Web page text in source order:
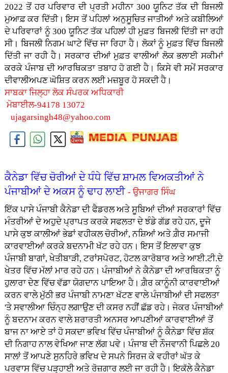
2022 ਤੋਂ ਹਰ ਪਰਿਵਾਰ ਦੀ ਪ੍ਰਤੀ ਮਹੀਨਾ 300 ਯੂਨਿਟ ਤੱਕ ਦੀ ਬਿਜਲੀ
ਮੁਆਫ਼ ਕਰ ਦਿੱਤੀ। ਇਸ ਤੋਂ ਪਹਿਲਾਂ ਅਨੁਸੂਚਿਤ ਜਾਤੀਆਂ ਅਤੇ ਕਬੀਲਿਆਂ
ਦੇ ਪਰਿਵਾਰਾਂ ਨੂੰ 300 ਯੂਨਿਟ ਤੱਕ ਪਹਿਲਾਂ ਹੀ ਮੁਫ਼ਤ ਬਿਜਲੀ ਦਿੱਤੀ ਜਾ ਰਹੀ
ਸੀ। ਬਿਜਲੀ ਨਿਗਮ ਘਾਟੇ ਵਿੱਚ ਜਾ ਰਿਹਾ ਹੈ। ਲੋਕਾਂ ਨੂੰ ਮੁਫ਼ਤ ਵਿੱਚ ਬਿਜਲੀ
ਦਿੱਤੀ ਜਾ ਰਹੀ ਹੈ। ਸਰਕਾਰ ਦੀਆਂ ਮੁਫ਼ਤ ਵਾਲੀਆਂ ਲੋਕ ਭਲਾਈ ਸਕੀਮਾਂ
ਕਰਕੇ ਪੰਜਾਬ ਦੀ ਆਰਥਿਕਤਾ ਤਬਾਹ ਹੋ ਗਈ ਹੈ। ਕਿਸੇ ਵੀ ਸਮੇਂ ਸਰਕਾਰ
ਦੀਵਾਲੀਅਪਣ ਘੋਸ਼ਿਤ ਕਰਨ ਲਈ ਮਜ਼ਬੂਰ ਹੋ ਸਕਦੀ ਹੈ।
ਸਾਬਕਾ ਜਿਲ੍ਹਾ ਲੋਕ ਸੰਪਰਕ ਅਧਿਕਾਰੀ
ਮੋਬਾਈਲ-94178 13072
ujagarsingh48@yahoo.com
ਕੈਨੇਡਾ ਵਿੱਚ ਚੋਰੀਆਂ ਦੇ ਧੰਧੇ ਵਿੱਚ ਸ਼ਾਮਲ ਵਿਅਕਤੀਆਂ ਨੇ
ਪੰਜਾਬੀਆਂ ਦੇ ਅਕਸ ਨੂੰ ਢਾਹ ਲਾਈ - ਉਜਾਗਰ ਸਿੰਘ
ਇੱਕ ਪਾਸੇ ਪੰਜਾਬੀ ਕੈਨੇਡਾ ਦੀ ਫੈਡਰਲ ਅਤੇ ਸੂਬਿਆਂ ਦੀਆਂ ਸਰਕਾਰਾਂ ਵਿੱਚ
ਮੰਤਰੀਆਂ ਦੇ ਅਹੁਦੇ ਪ੍ਰਾਪਤ ਕਰਕੇ ਸਫਲਤਾ ਦੇ ਝੰਡੇ ਗੱਡ ਰਹੇ ਹਨ, ਦੂਜੇ
ਪਾਸੇ ਕੁਝ ਕਾਲੀਆਂ ਭੇਡਾਂ ਵਹੀਕਲ ਚੋਰੀਆਂ, ਨਸ਼ਿਆਂ ਅਤੇ ਗ਼ੈਰ ਸਮਾਜੀ
ਕਾਰਵਾਈਆਂ ਕਰਕੇ ਬਦਨਾਮੀ ਖੱਟ ਰਹੇ ਹਨ। ਇਸ ਤੋਂ ਇਲਾਵਾ ਕੁਝ
ਪੰਜਾਬੀ ਬਾਗਾਂ, ਖੇਤੀਬਾੜੀ, ਟਰਾਂਸਪੋਰਟ, ਹੋਟਲ ਕਾਰੋਬਾਰ ਅਤੇ ਆਈ.ਟੀ.ਦੇ
ਖੇਤਰ ਵਿੱਚ ਮੱਲਾਂ ਮਾਰ ਰਹੇ ਹਨ। ਪੰਜਾਬੀਆਂ ਨੇ ਕੈਨੇਡਾ ਦੀ ਆਰਥਿਕਤਾ ਨੂੰ
ਹੁਲਾਰਾ ਦੇਣ ਵਿੱਚ ਵੱਡਾ ਯੋਗਦਾਨ ਪਾਇਆ ਹੈ। ਗ਼ੈਰ ਕਾਨੂੰਨੀ ਕਾਰਵਾਈਆਂ
ਕਰਨ ਵਾਲੇ ਮੁੱਠੀ ਭਰ ਪੰਜਾਬੀ ਨਾਮਣਾ ਖੱਟਣ ਵਾਲੇ ਪੰਜਾਬੀਆਂ ਦੀ ਸਫਲਤਾ
'ਤੇ ਸਵਾਲੀਆ ਚਿੰਨ੍ਹ ਲਗਾਉਣ ਦੀ ਕਸਰ ਨਹੀਂ ਛੱਡ ਰਹੇ। ਜੇਕਰ ਪੰਜਾਬੀਆਂ
ਨੂੰ ਬਦਨਾਮ ਕਰਨ ਵਾਲੇ ਸ਼ਰਾਰਤੀ ਅਨਸਰ ਆਪਣੀਆਂ ਕਾਰਵਾਈਆਂ ਤੋਂ
ਬਾਜ ਨਾ ਆਏ ਤਾਂ ਹੋ ਸਕਦਾ ਭਵਿਖ ਵਿੱਚ ਪੰਜਾਬੀਆਂ ਨੂੰ ਕੈਨੇਡਾ ਵਿੱਚ ਸ਼ੱਕ
ਦੀ ਨਿਗਾਹ ਨਾਲ ਵੇਖਿਆ ਜਾਣ ਲੱਗ ਪਵੇ। ਪੰਜਾਬ ਦੀ ਨੌਜਵਾਨੀ ਪਿਛਲੇ 20
ਸਾਲਾਂ ਤੋਂ ਆਪਣੇ ਸੁਨਹਿਰੇ ਭਵਿਖ ਦੇ ਸਪਨੇ ਸਿਰਜ ਕੇ ਵਹੀਰਾਂ ਘੱਤ ਕੇ
ਪਰਵਾਸ ਵਿੱਚ ਪੜ੍ਹਾਈ ਅਤੇ ਰੋਜ਼ਗਾਰ ਲਈ ਜਾ ਰਹੀ ਹੈ। ਇਕੱਲੇ ਕੈਨੇਡਾ